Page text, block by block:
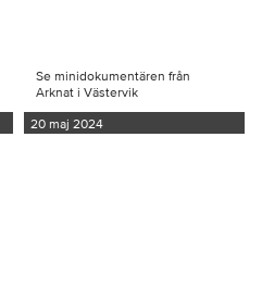
Se minidokumentären från
Arknat i Västervik
20 maj 2024